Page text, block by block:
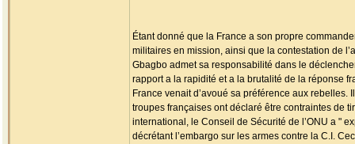
Étant donné que la France a son propre
militaires en mission, ainsi que la contestation de
Gbagbo admet sa responsabilité dans le
rapport a la rapidité et a la brutalité de la réponse
France venait d’avoué sa préférence aux
troupes françaises ont déclaré être contraintes de
international, le Conseil de Sécurité de l’ONU a "
décrétant l’embargo sur les armes contre la C.I.